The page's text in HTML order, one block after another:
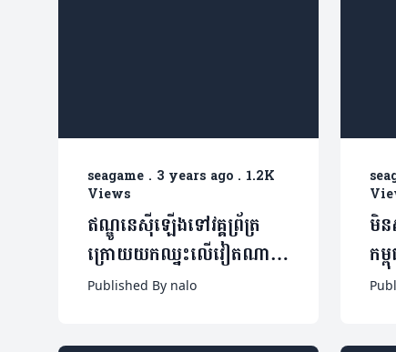
seagame . 3 years ago . 1.2K
Views
ឥណ្ឌូនេស៊ីឡើងទៅវគ្គព្រ័ត្រ
ក្រោយយកឈ្នះលើវៀតណាម
យ៉ាងអស្ចារ្យ (មានវីដេអូ)
Published By nalo
មិន
កម្
កី